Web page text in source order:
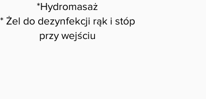
*Hydromasaż
* Żel do dezynfekcji rąk i stóp
przy wejściu